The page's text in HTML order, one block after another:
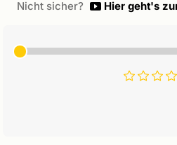
Nicht sicher? Hier geht's